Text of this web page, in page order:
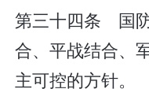
第三十四条 国
合、平战结合、
主可控的方针。